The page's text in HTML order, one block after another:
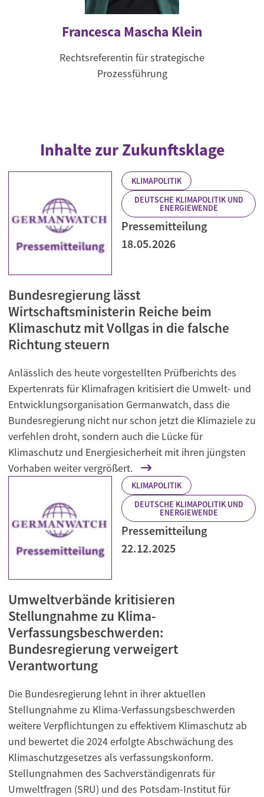
Francesca Mascha Klein
Rechtsreferentin für strategische
Prozessführung
Inhalte zur Zukunftsklage
KLIMAPOLITIK
DEUTSCHE KLIMAPOLITIK UND
ENERGIEWENDE
Pressemitteilung
18.05.2026
Bundesregierung lässt
Wirtschaftsministerin Reiche beim
Klimaschutz mit Vollgas in die falsche
Richtung steuern
Anlässlich des heute vorgestellten Prüfberichts des
Expertenrats für Klimafragen kritisiert die Umwelt- und
Entwicklungsorganisation Germanwatch, dass die
Bundesregierung nicht nur schon jetzt die Klimaziele zu
verfehlen droht, sondern auch die Lücke für
Klimaschutz und Energiesicherheit mit ihren jüngsten
Vorhaben weiter vergrößert.
KLIMAPOLITIK
DEUTSCHE KLIMAPOLITIK UND
ENERGIEWENDE
Pressemitteilung
22.12.2025
Umweltverbände kritisieren
Stellungnahme zu Klima-
Verfassungsbeschwerden:
Bundesregierung verweigert
Verantwortung
Die Bundesregierung lehnt in ihrer aktuellen
Stellungnahme zu Klima-Verfassungsbeschwerden
weitere Verpflichtungen zu effektivem Klimaschutz ab
und bewertet die 2024 erfolgte Abschwächung des
Klimaschutzgesetzes als verfassungskonform.
Stellungnahmen des Sachverständigenrats für
Umweltfragen (SRU) und des Potsdam-Institut für